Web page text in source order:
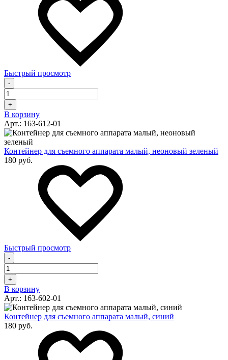
Быстрый просмотр
-
+
В корзину
Арт.: 163-612-01
Контейнер для съемного аппарата малый, неоновый зеленый
180 руб.
Быстрый просмотр
-
+
В корзину
Арт.: 163-602-01
Контейнер для съемного аппарата малый, синий
180 руб.